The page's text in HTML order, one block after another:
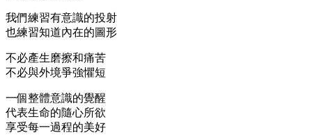
我們練習有意識的投射
也練習知道內在的圖形
不必產生磨擦和痛苦
不必與外境爭強懼短
一個整體意識的覺醒
代表生命的隨心所欲
享受每一過程的美好